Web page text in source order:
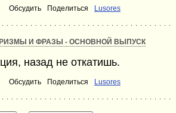
Обсудить Поделиться Lusores
И ФРАЗЫ - ОСНОВНОЙ ВЫПУСК
назад не откатишь.
Обсудить Поделиться Lusores